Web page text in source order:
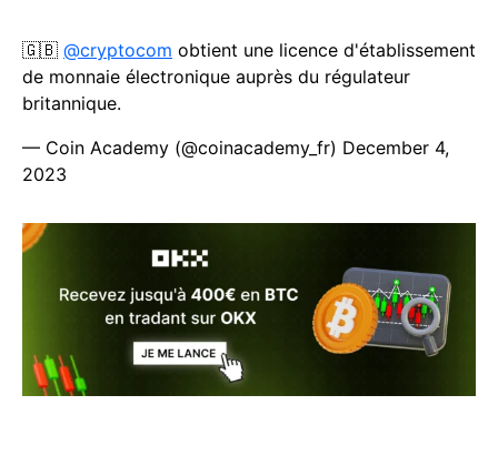
🇬🇧 @cryptocom obtient une licence d'établissement
de monnaie électronique auprès du régulateur
britannique.
— Coin Academy (@coinacademy_fr) December 4,
2023